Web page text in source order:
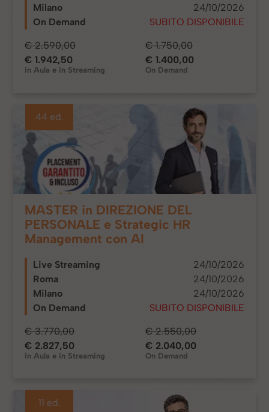
Milano
24/10/2026
On Demand
SUBITO DISPONIBILE
€ 2.590,00
€ 1.942,50
in Aula e in Streaming
€ 1.750,00
€ 1.400,00
On Demand
44 ed.
MASTER in DIREZIONE DEL
PERSONALE e Strategic HR
Management con AI
Live Streaming
24/10/2026
Roma
24/10/2026
Milano
24/10/2026
On Demand
SUBITO DISPONIBILE
€ 3.770,00
€ 2.827,50
in Aula e in Streaming
€ 2.550,00
€ 2.040,00
On Demand
11 ed.